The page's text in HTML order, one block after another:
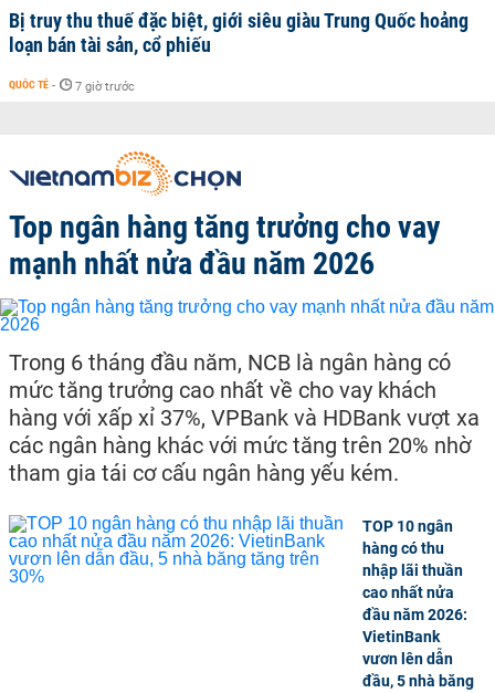
Bị truy thu thuế đặc biệt, giới siêu giàu Trung Quốc hoảng
loạn bán tài sản, cổ phiếu
QUỐC TẾ - 7 giờ trước
Top ngân hàng tăng trưởng cho vay
mạnh nhất nửa đầu năm 2026
Trong 6 tháng đầu năm, NCB là ngân hàng có
mức tăng trưởng cao nhất về cho vay khách
hàng với xấp xỉ 37%, VPBank và HDBank vượt xa
các ngân hàng khác với mức tăng trên 20% nhờ
tham gia tái cơ cấu ngân hàng yếu kém.
TOP 10 ngân
hàng có thu
nhập lãi thuần
cao nhất nửa
đầu năm 2026:
VietinBank
vươn lên dẫn
đầu, 5 nhà băng